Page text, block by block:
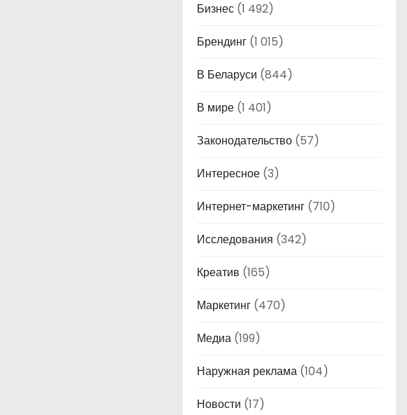
Бизнес (1 492)
Брендинг (1 015)
В Беларуси (844)
В мире (1 401)
Законодательство (57)
Интересное (3)
Интернет-маркетинг (710)
Исследования (342)
Креатив (165)
Маркетинг (470)
Медиа (199)
Наружная реклама (104)
Новости (17)